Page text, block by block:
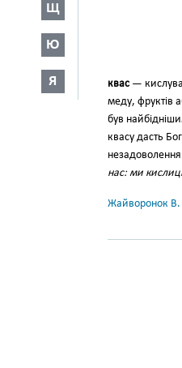
Щ
Ю
Я квас —
меду, фруктів
був
квасу дасть
нас: ми
Жайворонок В.